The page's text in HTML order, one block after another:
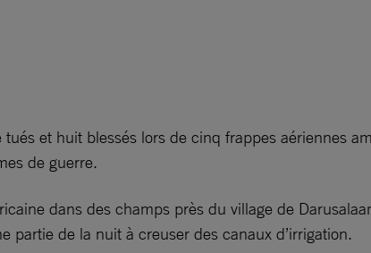
et huit blessés lors de cinq frappes aériennes
de guerre.
dans des champs près du village de
partie de la nuit à creuser des canaux d’irrigation.